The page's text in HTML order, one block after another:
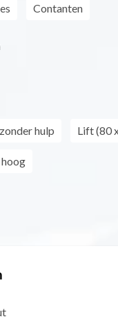
Contanten
hulp
Lift (80